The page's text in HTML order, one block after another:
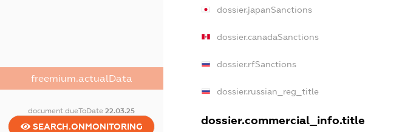
freemium.actualData
document.dueToDate22.03.25
SEARCH.ONMONITORING
dossier.japanSanctions
dossier.canadaSanctions
dossier.rfSanctions
dossier.russian_reg_title
dossier.commercial_info.title